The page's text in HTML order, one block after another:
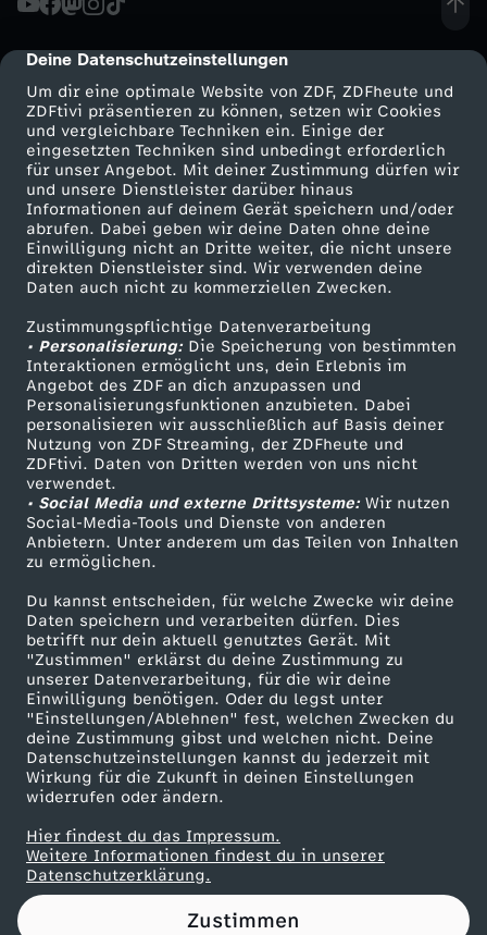
cmp-dialog-description
Deine Datenschutzeinstellungen
Um dir eine optimale Website von ZDF, ZDFheute und
ZDFtivi präsentieren zu können, setzen wir Cookies
und vergleichbare Techniken ein. Einige der
eingesetzten Techniken sind unbedingt erforderlich
für unser Angebot. Mit deiner Zustimmung dürfen wir
und unsere Dienstleister darüber hinaus
Informationen auf deinem Gerät speichern und/oder
abrufen. Dabei geben wir deine Daten ohne deine
Einwilligung nicht an Dritte weiter, die nicht unsere
direkten Dienstleister sind. Wir verwenden deine
Daten auch nicht zu kommerziellen Zwecken.
Zustimmungspflichtige Datenverarbeitung
• Personalisierung:Die Speicherung von bestimmten
Interaktionen ermöglicht uns, dein Erlebnis im
Angebot des ZDF an dich anzupassen und
Personalisierungsfunktionen anzubieten. Dabei
personalisieren wir ausschließlich auf Basis deiner
Nutzung von ZDF Streaming, der ZDFheute und
ZDFtivi. Daten von Dritten werden von uns nicht
verwendet.
• Social Media und externe Drittsysteme:Wir nutzen
Social-Media-Tools und Dienste von anderen
Anbietern. Unter anderem um das Teilen von Inhalten
zu ermöglichen.
Du kannst entscheiden, für welche Zwecke wir deine
Daten speichern und verarbeiten dürfen. Dies
betrifft nur dein aktuell genutztes Gerät. Mit
"Zustimmen" erklärst du deine Zustimmung zu
unserer Datenverarbeitung, für die wir deine
Einwilligung benötigen. Oder du legst unter
"Einstellungen/Ablehnen" fest, welchen Zwecken du
deine Zustimmung gibst und welchen nicht. Deine
Datenschutzeinstellungen kannst du jederzeit mit
Wirkung für die Zukunft in deinen Einstellungen
widerrufen oder ändern.
Hier findest du das Impressum.
Weitere Informationen findest du in unserer
Datenschutzerklärung.
Zustimmen
i
g
a
:
S
o
g
u
t
s
i
n
d
d
i
e
S
Mehr ZDF
ZDF-Apps
Smart TV
ZDFtext
Livestreams
Sendungen A-Z
TV-Programm
Service
ZDFmitreden
Kontakt zum ZDF
Tickets
Zuschauerservice
Hilfe
ZDF Unternehmen
Karriere
ZDF goes Schule
Werbefernsehen
Mainzelmännchen
Partner